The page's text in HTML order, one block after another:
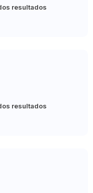
resultados
resultados